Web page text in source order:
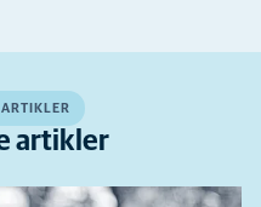
ARTIKLER
artikler